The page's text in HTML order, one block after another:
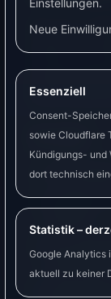
Einstellungen.
Neue
Essenziell
Consent-
sowie Cloudflare
Kündigungs- und
dort technisch
Statistik –
Google Analytics
aktuell zu keiner
Der Go-e
Laden, PV-
Vorteile
Gut